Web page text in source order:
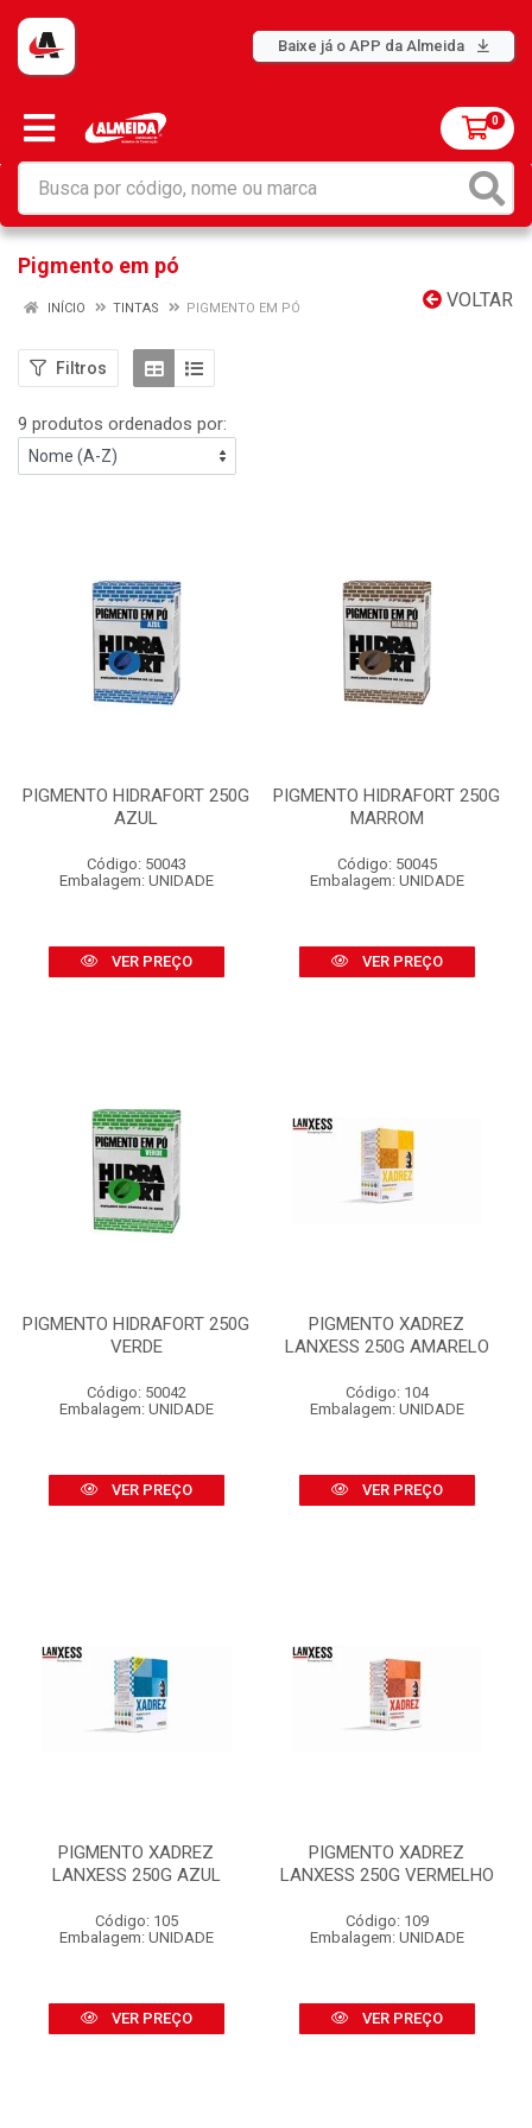
Baixe já o APP da Almeida
0
Pigmento em pó
VOLTAR
INÍCIO TINTAS PIGMENTO EM PÓ
Filtros
9 produtos ordenados por:
PIGMENTO HIDRAFORT 250G
AZUL
Código: 50043
Embalagem: UNIDADE
VER PREÇO
PIGMENTO HIDRAFORT 250G
MARROM
Código: 50045
Embalagem: UNIDADE
VER PREÇO
PIGMENTO HIDRAFORT 250G
VERDE
Código: 50042
Embalagem: UNIDADE
VER PREÇO
PIGMENTO XADREZ
LANXESS 250G AMARELO
Código: 104
Embalagem: UNIDADE
VER PREÇO
PIGMENTO XADREZ
LANXESS 250G AZUL
Código: 105
Embalagem: UNIDADE
VER PREÇO
PIGMENTO XADREZ
LANXESS 250G VERMELHO
Código: 109
Embalagem: UNIDADE
VER PREÇO